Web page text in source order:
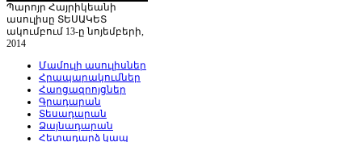
Պարոյր Հայրիկեանի
ասուլիսը ՏԵՍԱԿԵՏ
ակումբում 13-ը նոյեմբերի,
2014
Մամուլի ասուլիսներ
Հրապարակումներ
Հարցազրոյցներ
Գրադարան
Տեսադարան
Ձայնադարան
Հետադարձ կապ